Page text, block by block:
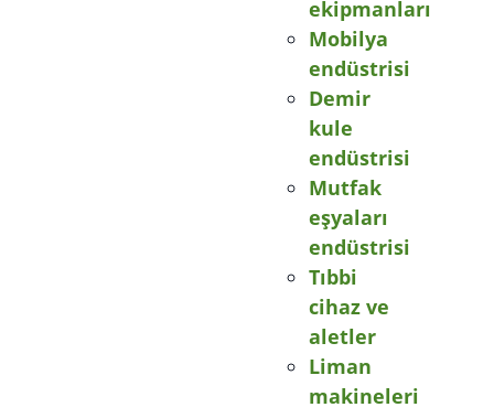
ekipmanları
Mobilya
endüstrisi
Demir
kule
endüstrisi
Mutfak
eşyaları
endüstrisi
Tıbbi
cihaz ve
aletler
Liman
makineleri